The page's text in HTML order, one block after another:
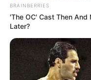
BRAINBERRIES
'The OC' Cast Then
Later?